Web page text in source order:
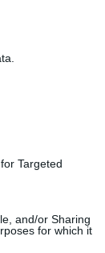
Targeted
and/or Sharing
for which it